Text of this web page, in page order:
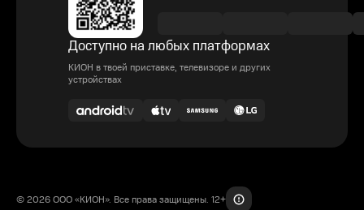
Доступно на любых платформах
КИОН в твоей приставке, телевизоре и других
устройствах
© 2026 ООО «КИОН». Все права защищены. 12+